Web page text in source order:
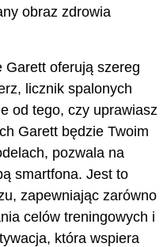
obraz zdrowia
Garett oferują szereg
licznik spalonych
od tego, czy uprawiasz
Garett będzie Twoim
pozwala na
smartfona. Jest to
zapewniając zarówno
celów treningowych i
która wspiera